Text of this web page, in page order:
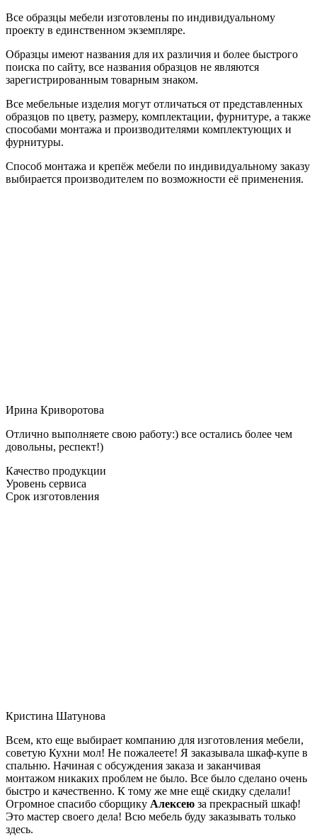
Все образцы мебели изготовлены по индивидуальному
проекту в единственном экземпляре.
Образцы имеют названия для их различия и более быстрого
поиска по сайту, все названия образцов не являются
зарегистрированным товарным знаком.
Все мебельные изделия могут отличаться от представленных
образцов по цвету, размеру, комплектации, фурнитуре, а также
способами монтажа и производителями комплектующих и
фурнитуры.
Способ монтажа и крепёж мебели по индивидуальному заказу
выбирается производителем по возможности её применения.
Ирина Криворотова
Отлично выполняете свою работу:) все остались более чем
довольны, респект!)
Качество продукции
Уровень сервиса
Срок изготовления
Кристина Шатунова
Всем, кто еще выбирает компанию для изготовления мебели,
советую Кухни мол! Не пожалеете! Я заказывала шкаф-купе в
спальню. Начиная с обсуждения заказа и заканчивая
монтажом никаких проблем не было. Все было сделано очень
быстро и качественно. К тому же мне ещё скидку сделали!
Огромное спасибо сборщику Алексею за прекрасный шкаф!
Это мастер своего дела! Всю мебель буду заказывать только
здесь.